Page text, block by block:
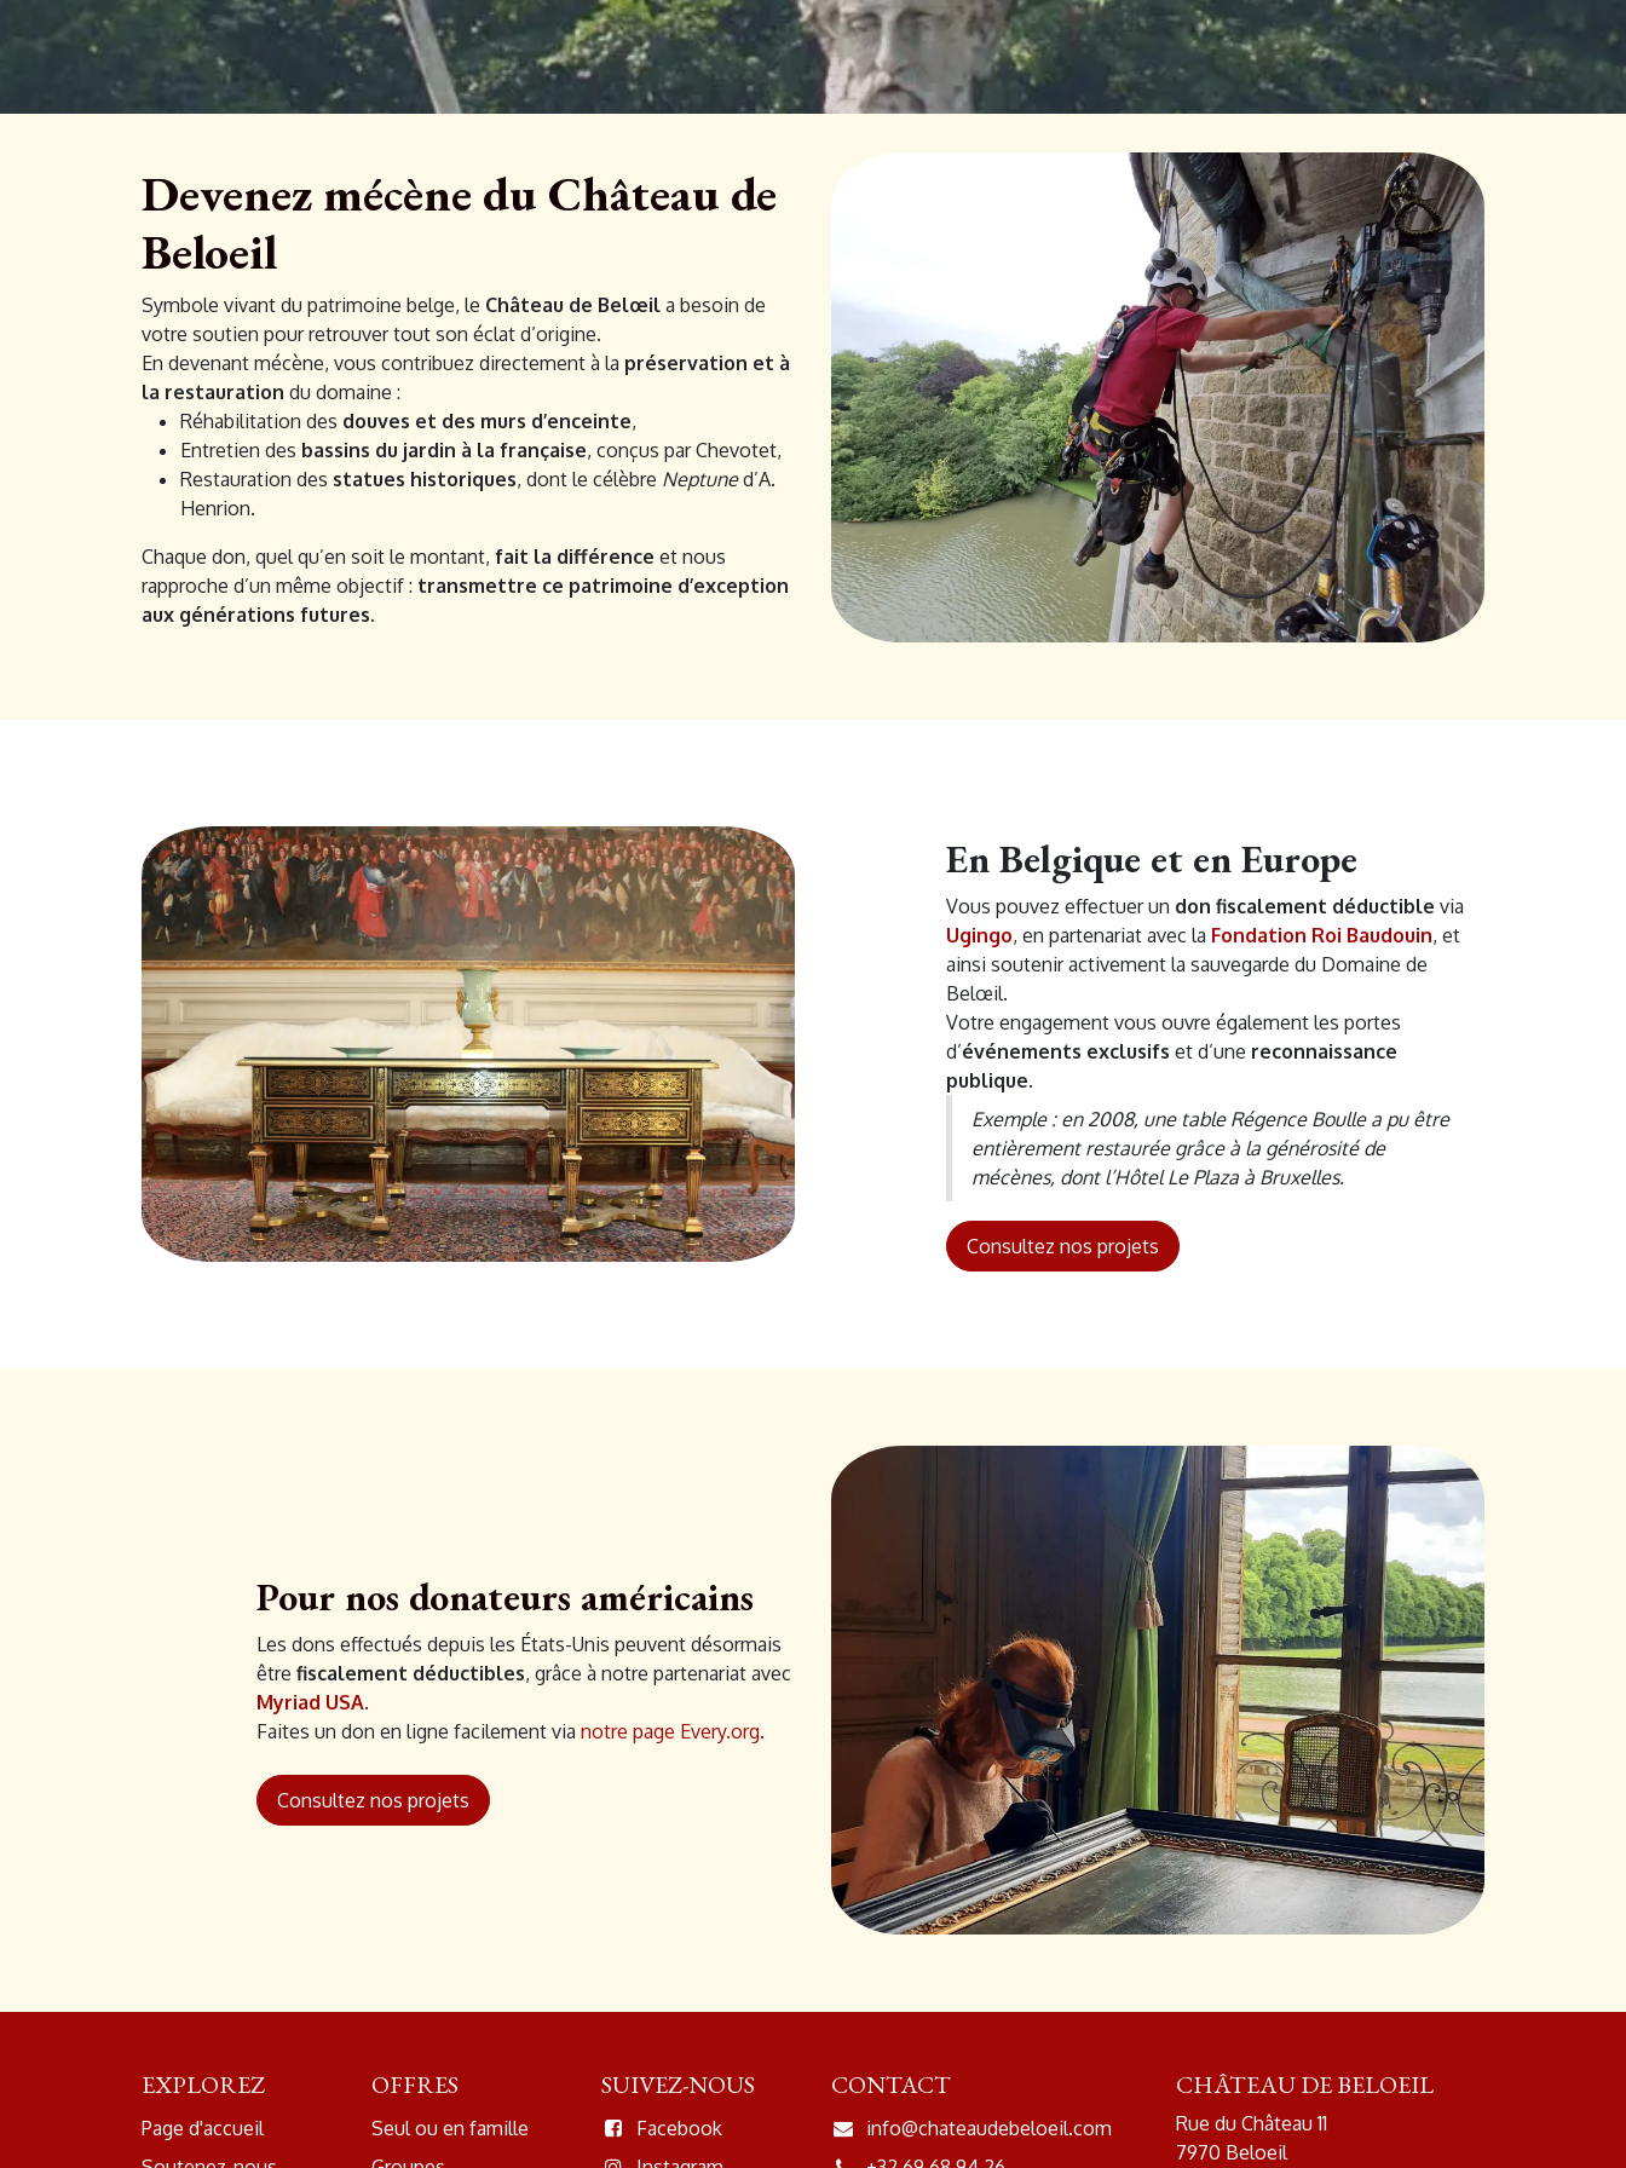
Devenez mécène du Château de
Beloeil
Symbole vivant du patrimoine belge, le Château de Belœil a besoin de
votre soutien pour retrouver tout son éclat d’origine.
En devenant mécène, vous contribuez directement à la préservation et à
la restauration du domaine :
Réhabilitation des douves et des murs d’enceinte,
Entretien des bassins du jardin à la française, conçus par Chevotet,
Restauration des statues historiques, dont le célèbre Neptuned’A.
Henrion.
Chaque don, quel qu’en soit le montant, fait la différence et nous
rapproche d’un même objectif : transmettre ce patrimoine d’exception
aux générations futures.
En Belgique et en Europe
Vous pouvez effectuer un don fiscalement déductible via
Ugingo, en partenariat avec la Fondation Roi Baudouin, et
ainsi soutenir activement la sauvegarde du Domaine de
Belœil.
Votre engagement vous ouvre également les portes
d’événements exclusifs et d’une reconnaissance
publique.
Exemple : en 2008, une table Régence Boulle a pu être
entièrement restaurée grâce à la générosité de
mécènes, dont l’Hôtel Le Plaza à Bruxelles.
Consultez nos projets
Pour nos donateurs américains
Les dons effectués depuis les États-Unis peuvent désormais
être fiscalement déductibles, grâce à notre partenariat avec
Myriad USA.
Faites un don en ligne facilement via notre page Every.org.
Consultez nos projets
EXPLOREZ
Page d'accueil
OFFRES
Seul ou en famille
SUIVEZ-NOUS
Facebook
CONTACT
info@chateaudebeloeil.com
CHÂTEAU DE BELOEIL
Rue du Château 11
7970 Beloeil